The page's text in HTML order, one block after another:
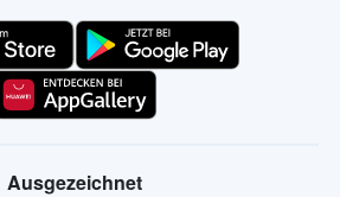
Ausgezeichnet